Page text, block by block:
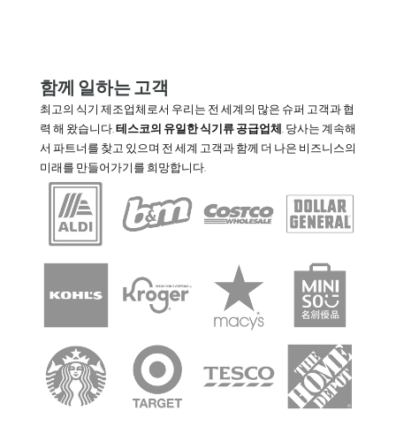
함께 일하는 고객
최고의 식기 제조업체로서 우리는 전 세계의 많은 슈퍼 고객과 협
력 해 왔습니다. 테스코의 유일한 식기류 공급업체
. 당사는 계속해
서 파트너를 찾고 있으며 전 세계 고객과 함께 더 나은 비즈니스의
미래를 만들어가기를 희망합니다.